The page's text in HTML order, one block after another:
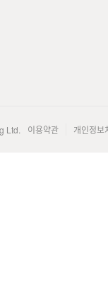
Ltd. 이용약관 개인정보